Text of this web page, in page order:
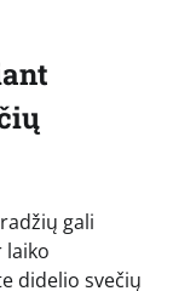
gali
laiko
didelio svečių